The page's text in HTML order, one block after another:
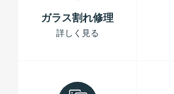
ガラス割れ修理
詳しく見る